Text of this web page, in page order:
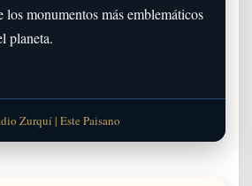
los monumentos más emblemáticos
planeta.
Zurquí | Este Paisano